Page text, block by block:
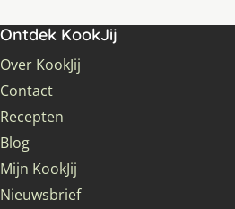
Ontdek KookJij
Over KookJij
Contact
Recepten
Blog
Mijn KookJij
Nieuwsbrief